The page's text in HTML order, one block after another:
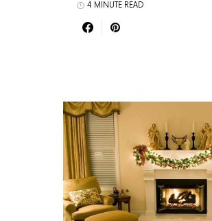
4 MINUTE READ